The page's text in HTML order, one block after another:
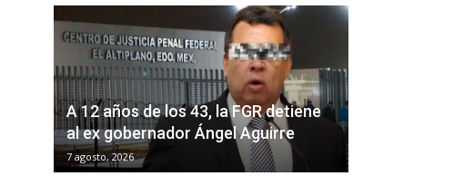
A 12 años de los 43, la FGR detiene
al ex gobernador Ángel Aguirre
7 agosto, 2026